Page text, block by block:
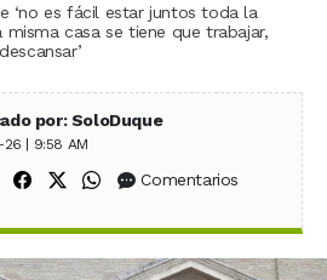
‘no es fácil estar juntos toda la
casa se tiene que trabajar,
por: SoloDuque
26 | 9:58 AM
Compartir en Facebook
Compartir en X (Twitter)
Compartir en WhatsApp
Comentarios